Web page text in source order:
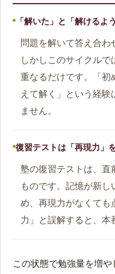
「解いた」と「解けるよ
問題を解いて答え合わ
しかしこのサイクル
重なるだけです。「初
えて解く」という経
ません。
復習テストは「再現力」
塾の復習テストは、直
ものです。記憶が新
め、再現力がなくても
力」と誤解すると、本
この状態で勉強量を増